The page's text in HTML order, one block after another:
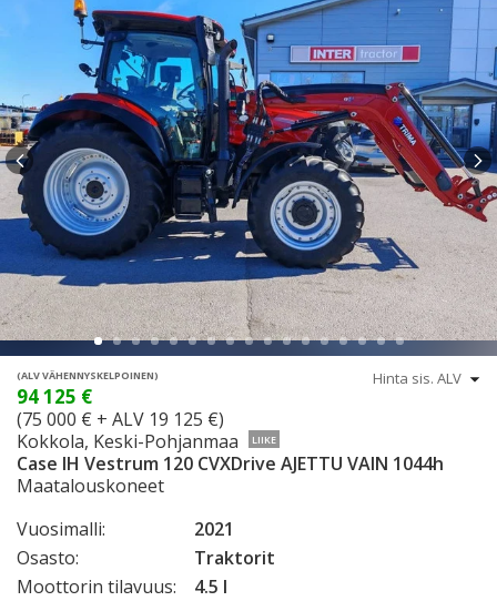
(ALV VÄHENNYSKELPOINEN)
94 125 €
(75 000 € + ALV 19 125 €)
Kokkola, Keski-Pohjanmaa
LIIKE
Case IH Vestrum 120 CVXDrive AJETTU VAIN 1044h
Maatalouskoneet
Vuosimalli:
2021
Osasto:
Traktorit
Moottorin tilavuus:
4.5 l